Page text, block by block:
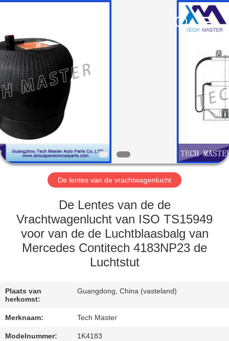
HUIS
PRODUCTEN
VIDEOS
OVER
ONS
FABRIEKSRONDLEIDING
KWALITEITSCONTROLE
MET
ONS
OP
Guangzhou
co.ltd.
All
Rights
Reserved.
De lentes van de vrachtwagenlucht
De Lentes van de de
Vrachtwagenlucht van ISO TS15949
voor van de de Luchtblaasbalg van
Mercedes Contitech 4183NP23 de
Luchtstut
Plaats van
herkomst:
Guangdong, China (vasteland)
Merknaam: Tech Master
Modelnummer: 1K4183